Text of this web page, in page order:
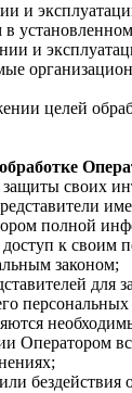
и
и
целей
своих
полной
к своим
законом;
Оператором